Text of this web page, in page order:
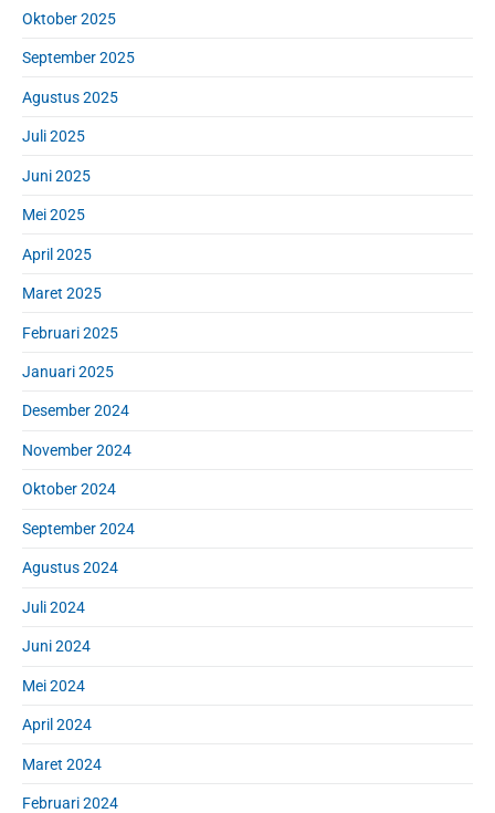
Oktober 2025
September 2025
Agustus 2025
Juli 2025
Juni 2025
Mei 2025
April 2025
Maret 2025
Februari 2025
Januari 2025
Desember 2024
November 2024
Oktober 2024
September 2024
Agustus 2024
Juli 2024
Juni 2024
Mei 2024
April 2024
Maret 2024
Februari 2024